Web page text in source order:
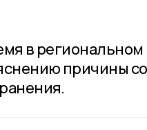
в
причины